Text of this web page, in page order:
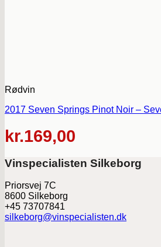
Rødvin
2017 Seven Springs Pinot Noir –
kr.169,00
Vinspecialisten Silkeborg
Priorsvej 7C
8600 Silkeborg
+45 73707841
silkeborg@vinspecialisten.dk